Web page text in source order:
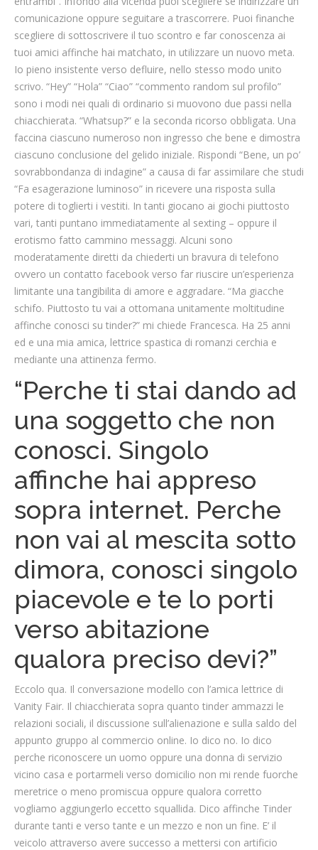
comunicazione oppure seguitare a trascorrere. Puoi finanche
scegliere di sottoscrivere il tuo scontro e far conoscenza ai
tuoi amici affinche hai matchato, in utilizzare un nuovo meta.
Io pieno insistente verso defluire, nello stesso modo unito
scrivo. “Hey” “Hola” “Ciao” “commento random sul profilo”
sono i modi nei quali di ordinario si muovono due passi nella
chiacchierata. “Whatsup?” e la seconda ricorso obbligata. Una
faccina ciascuno numeroso non ingresso che bene e dimostra
ciascuno conclusione del gelido iniziale. Rispondi “Bene, un po’
sovrabbondanza di indagine” a causa di far assimilare che studi
“Fa esagerazione luminoso” in ricevere una risposta sulla
potere di toglierti i vestiti. In tanti giocano ai giochi piuttosto
vari, tanti puntano immediatamente al sexting – oppure il
erotismo fatto cammino messaggi. Alcuni sono
moderatamente diretti da chiederti un bravura di telefono
ovvero un contatto facebook verso far riuscire un’esperienza
limitante una tangibilita di amore e aggradare. “Ma giacche
schifo. Piuttosto tu vai a ottomana unitamente moltitudine
affinche conosci su tinder?” mi chiede Francesca. Ha 25 anni
ed e una mia amica, lettrice spastica di romanzi cerchia e
mediante una attinenza fermo.
“Perche ti stai dando ad
una soggetto che non
conosci. Singolo
affinche hai appreso
sopra internet. Perche
non vai al mescita sotto
dimora, conosci singolo
piacevole e te lo porti
verso abitazione
qualora preciso devi?”
Eccolo qua. Il conversazione modello con l’amica lettrice di
Vanity Fair. Il chiacchierata sopra quanto tinder ammazzi le
relazioni sociali, il discussione sull’alienazione e sulla saldo del
appunto gruppo al commercio online. Io dico no. Io dico
perche riconoscere un uomo oppure una donna di servizio
vicino casa e portarmeli verso domicilio non mi rende fuorche
meretrice o meno promiscua oppure qualora corretto
vogliamo aggiungerlo eccetto squallida. Dico affinche Tinder
durante tanti e verso tante e un mezzo e non un fine. E’ il
veicolo attraverso avere successo a mettersi con artificio